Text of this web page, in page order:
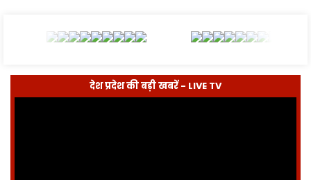
देश प्रदेश की बड़ी खबरें - LIVE TV